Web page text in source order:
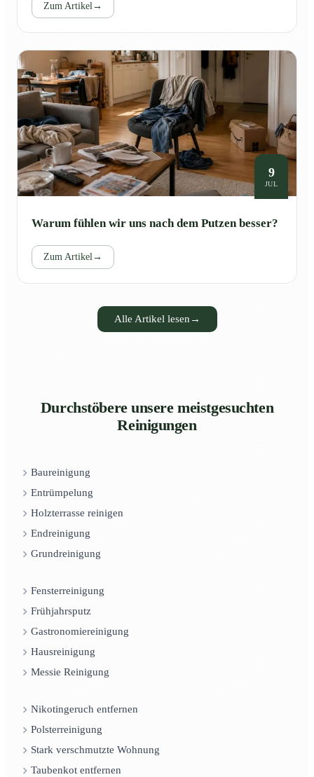
Zum Artikel→
9
JUL
Warum fühlen wir uns nach dem Putzen besser?
Zum Artikel→
Alle Artikel lesen →
Durchstöbere unsere meistgesuchten
Reinigungen
Baureinigung
Entrümpelung
Holzterrasse reinigen
Endreinigung
Grundreinigung
Fensterreinigung
Frühjahrsputz
Gastronomiereinigung
Hausreinigung
Messie Reinigung
Nikotingeruch entfernen
Polsterreinigung
Stark verschmutzte Wohnung
Taubenkot entfernen